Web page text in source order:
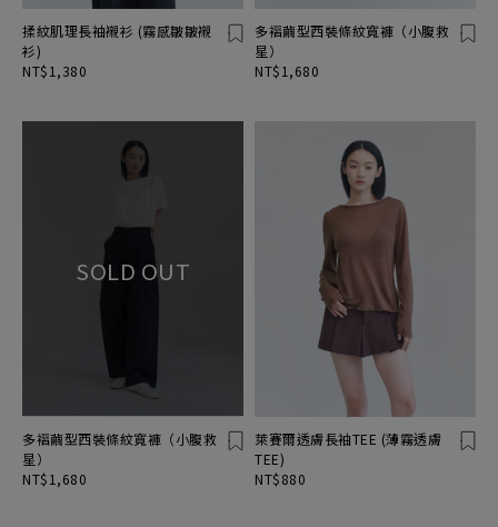
揉紋肌理長袖襯衫 (霧感皺皺襯
衫)
NT$1,380
多褶繭型西裝條紋寬褲（小腹救
星）
NT$1,680
多褶繭型西裝條紋寬褲（小腹救
星）
NT$1,680
萊賽爾透膚長袖TEE (薄霧透膚
TEE)
NT$880